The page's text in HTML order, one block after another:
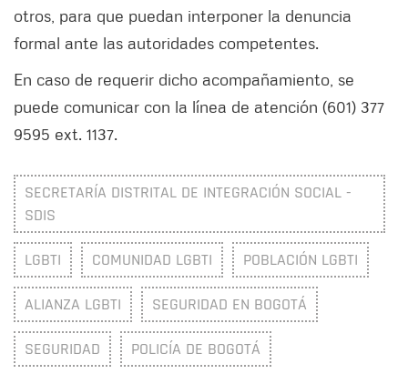
otros, para que puedan interponer la denuncia
formal ante las autoridades competentes.
En caso de requerir dicho acompañamiento, se
puede comunicar con la línea de atención (601) 377
9595 ext. 1137.
SECRETARÍA DISTRITAL DE INTEGRACIÓN SOCIAL -
SDIS
LGBTI COMUNIDAD LGBTI POBLACIÓN LGBTI
ALIANZA LGBTI SEGURIDAD EN BOGOTÁ
SEGURIDAD POLICÍA DE BOGOTÁ